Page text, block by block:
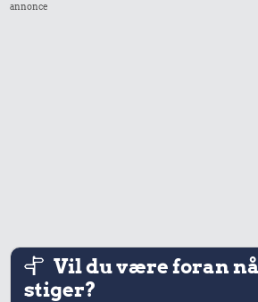
annonce
Vil du være foran
stiger?